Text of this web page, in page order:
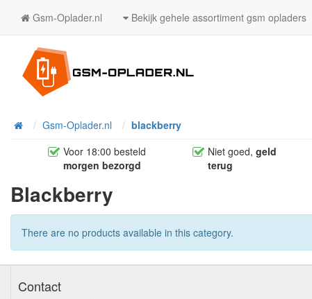
Gsm-Oplader.nl Bekijk gehele assortiment gsm opladers
HomeGsm-Oplader.nl
blackberry
Voor 18:00 besteld
morgen bezorgd
Niet goed,geld
terug
Blackberry
There are no products available in this category.
Contact